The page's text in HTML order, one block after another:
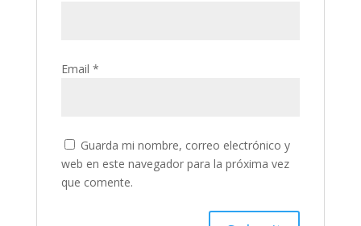
Email *
Guarda mi nombre, correo electrónico y
web en este navegador para la próxima vez
que comente.